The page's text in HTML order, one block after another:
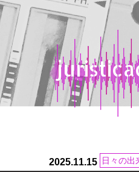
2025.11.15 日々の出